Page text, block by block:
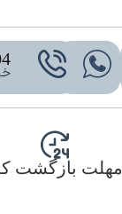
مهلت بازگشت